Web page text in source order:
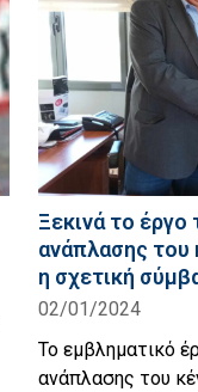
Ξεκινά το έργο
ανάπλασης
η σχετική
02/01/2024
Το εμβληματικό
ανάπλασης του